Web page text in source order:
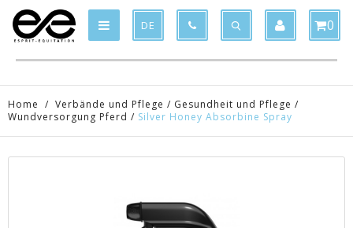
DE 0
Home / Verbände und Pflege / Gesundheit und Pflege /
Wundversorgung Pferd / Silver Honey Absorbine Spray
Product added to the cart x
Product deleted from the cart x